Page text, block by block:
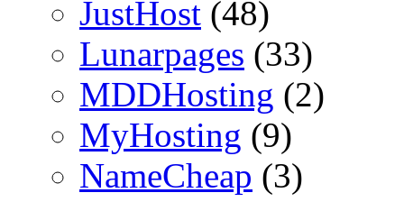
JustHost (48)
Lunarpages (33)
MDDHosting (2)
MyHosting (9)
NameCheap (3)